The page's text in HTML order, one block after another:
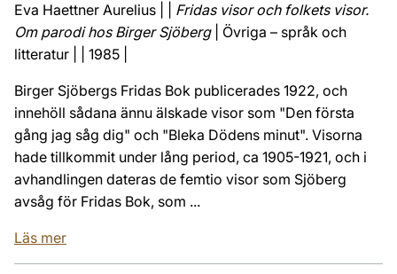
Eva Haettner Aurelius | | Fridas visor och folkets visor.
Om parodi hos Birger Sjöberg| Övriga – språk och
litteratur | | 1985 |
Birger Sjöbergs Fridas Bok publicerades 1922, och
innehöll sådana ännu älskade visor som "Den första
gång jag såg dig" och "Bleka Dödens minut". Visorna
hade tillkommit under lång period, ca 1905-1921, och i
avhandlingen dateras de femtio visor som Sjöberg
avsåg för Fridas Bok, som ...
Läs mer